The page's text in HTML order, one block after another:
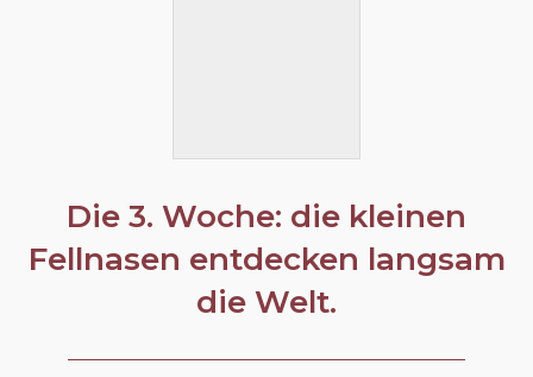
Die 3. Woche: die kleinen
Fellnasen entdecken langsam
die Welt.